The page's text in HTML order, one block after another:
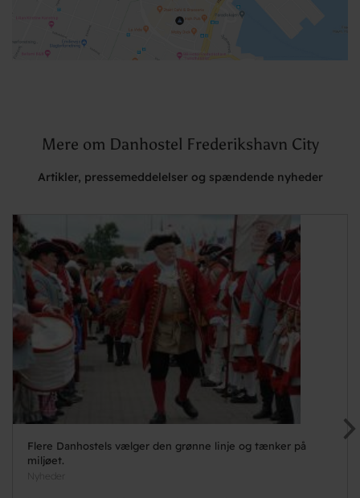
Mere om Danhostel Frederikshavn City
Artikler, pressemeddelelser og spændende nyheder
Flere Danhostels vælger den grønne linje og tænker på
miljøet.